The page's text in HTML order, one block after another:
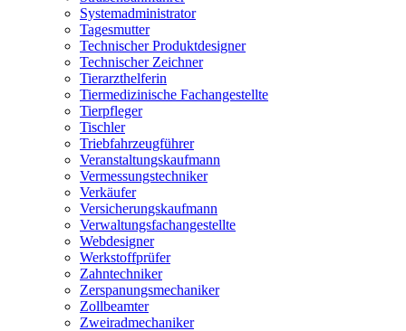
Systemadministrator
Tagesmutter
Technischer Produktdesigner
Technischer Zeichner
Tierarzthelferin
Tiermedizinische Fachangestellte
Tierpfleger
Tischler
Triebfahrzeugführer
Veranstaltungskaufmann
Vermessungstechniker
Verkäufer
Versicherungskaufmann
Verwaltungsfachangestellte
Webdesigner
Werkstoffprüfer
Zahntechniker
Zerspanungsmechaniker
Zollbeamter
Zweiradmechaniker